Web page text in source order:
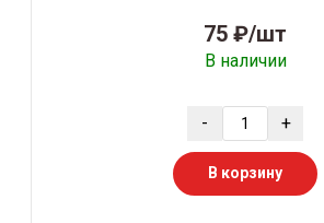
75 ₽/шт
В наличии
- +
В корзину